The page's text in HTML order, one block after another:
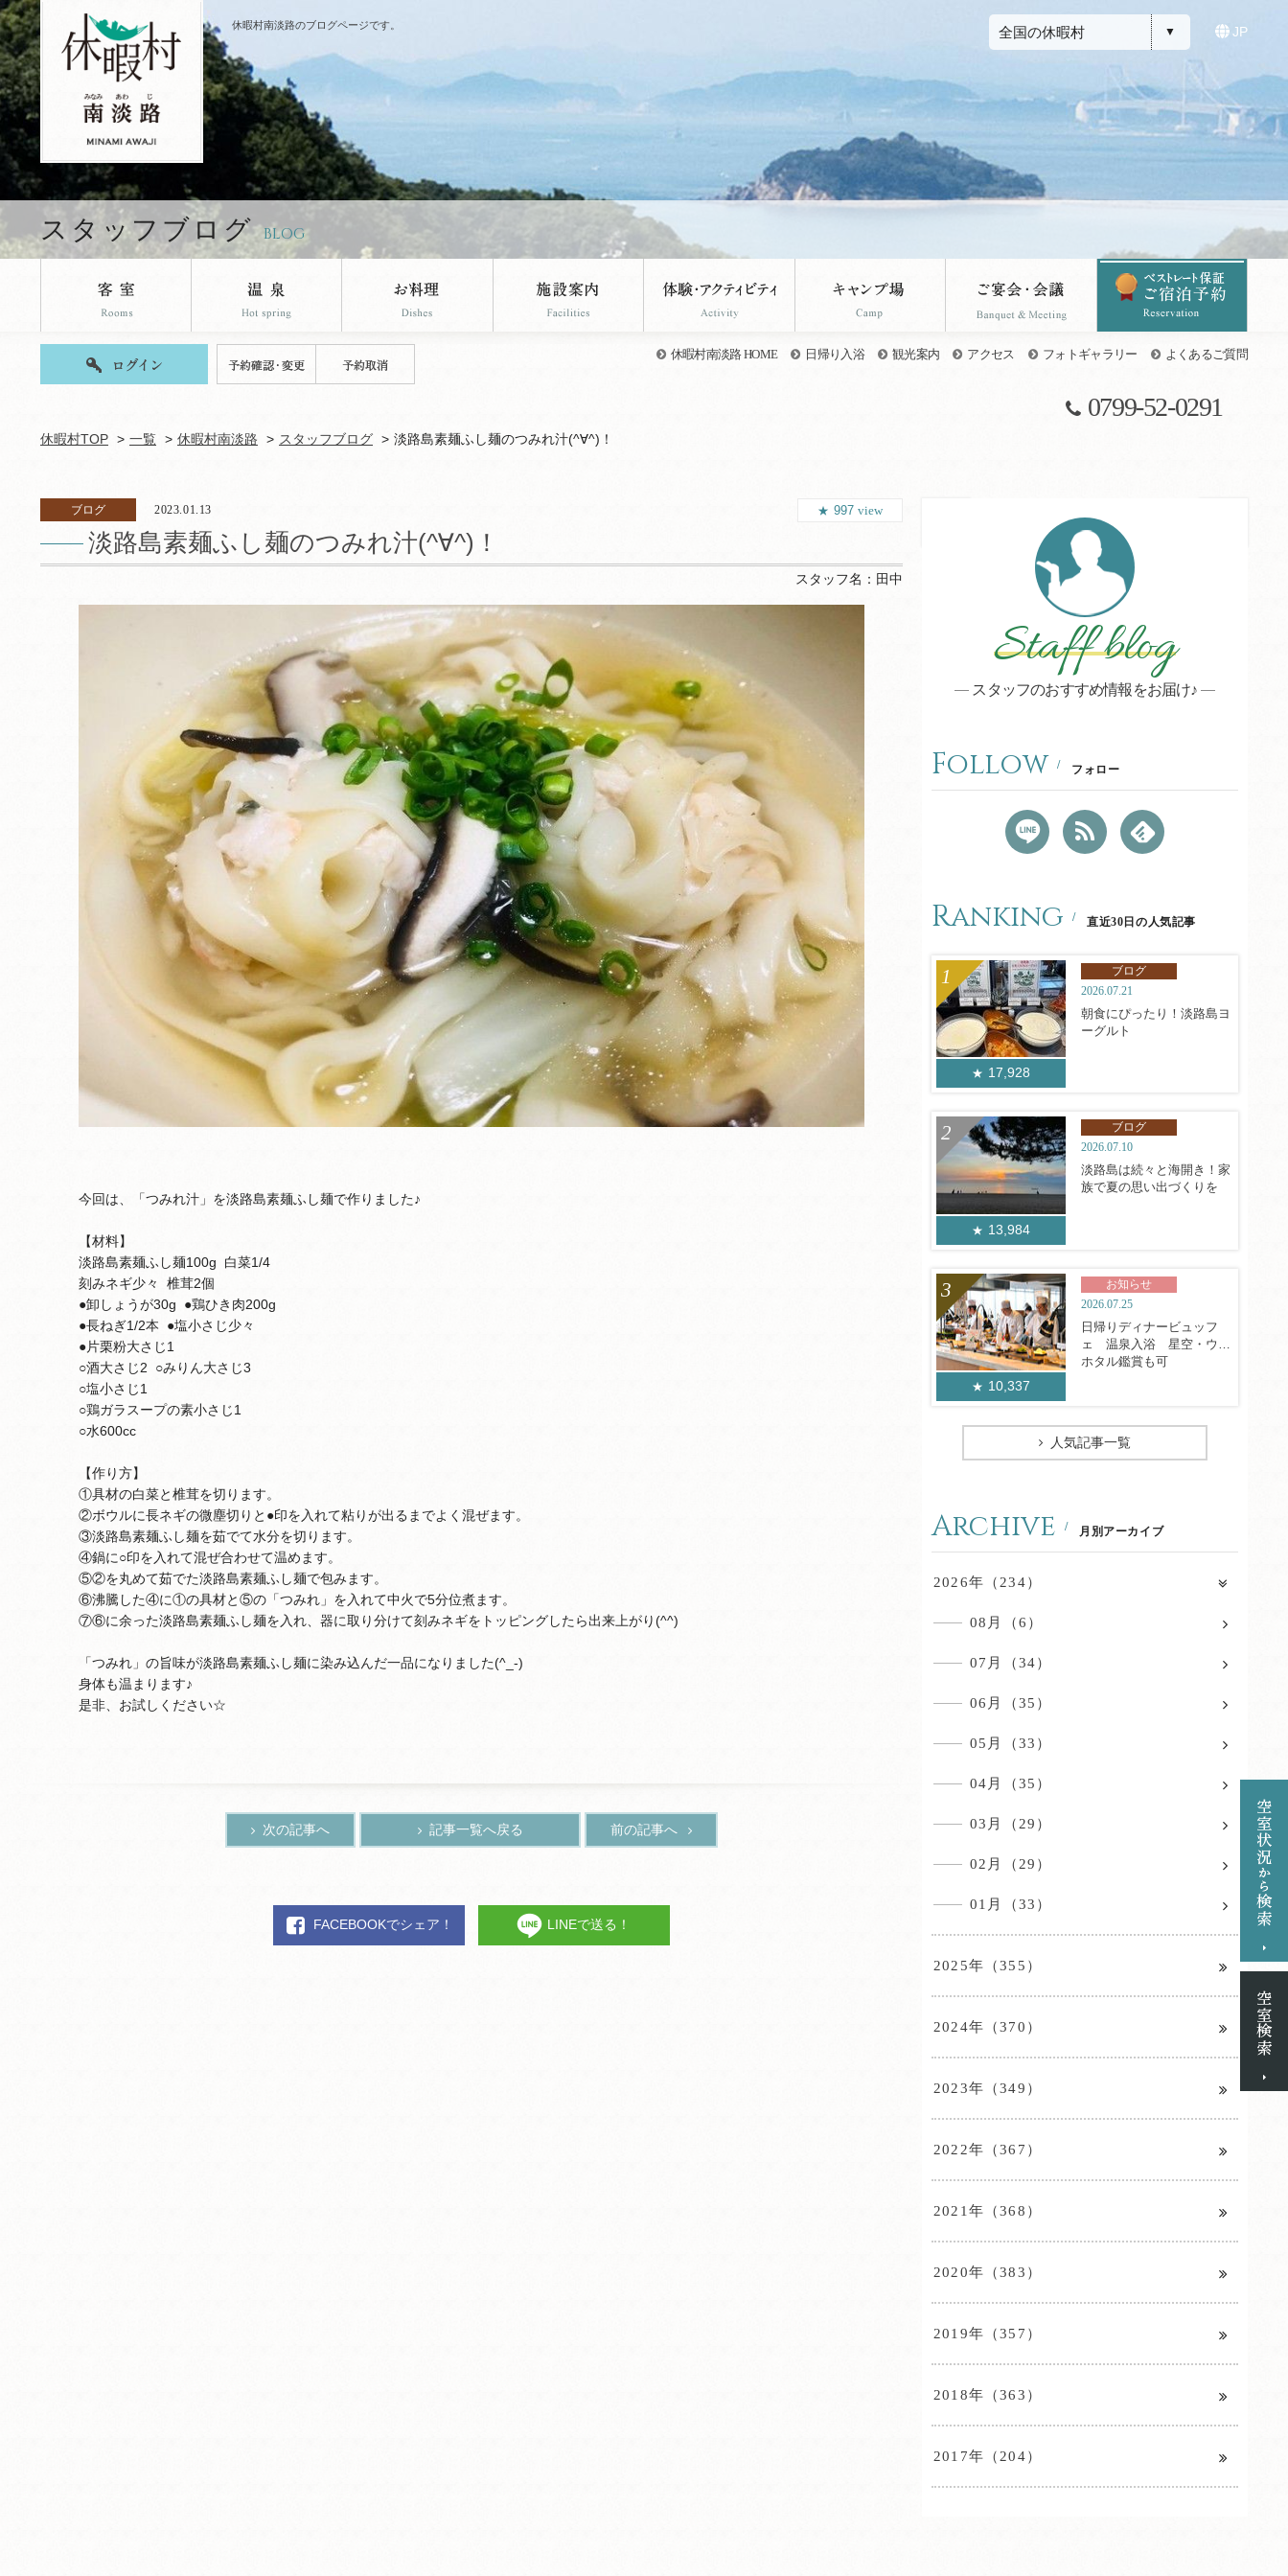
休暇村南淡路のブログページです。 全国の休暇村 JP
スタッフブログ BLOG
休暇村南淡路 HOME 日帰り入浴 観光案内 アクセス フォトギャラリー よくあるご質問
0799-52-0291
休暇村TOP 一覧 休暇村南淡路 スタッフブログ 淡路島素麺ふし麺のつみれ汁(^∀^)！
ブログ 2023.01.13
淡路島素麺ふし麺のつみれ汁(^∀^)！
997 view
スタッフ名： 田中
今回は、「つみれ汁」を淡路島素麺ふし麺で作りました♪
【材料】
淡路島素麺ふし麺100g 白菜1/4
刻みネギ少々 椎茸2個
●卸しょうが30g ●鶏ひき肉200g
●長ねぎ1/2本 ●塩小さじ少々
●片栗粉大さじ1
○酒大さじ2 ○みりん大さじ3
○塩小さじ1
○鶏ガラスープの素小さじ1
○水600cc
【作り方】
①具材の白菜と椎茸を切ります。
②ボウルに長ネギの微塵切りと●印を入れて粘りが出るまでよく混ぜます。
③淡路島素麺ふし麺を茹でて水分を切ります。
④鍋に○印を入れて混ぜ合わせて温めます。
⑤②を丸めて茹でた淡路島素麺ふし麺で包みます。
⑥沸騰した④に①の具材と⑤の「つみれ」を入れて中火で5分位煮ます。
⑦⑥に余った淡路島素麺ふし麺を入れ、器に取り分けて刻みネギをトッピングしたら出来上がり(^^)
「つみれ」の旨味が淡路島素麺ふし麺に染み込んだ一品になりました(^_-)
身体も温まります♪
是非、お試しください☆
次の記事へ 記事一覧へ戻る 前の記事へ
FACEBOOKでシェア！ LINEで送る！
Staff blog
スタッフのおすすめ情報をお届け♪
Follow フォロー
Ranking 直近30日の人気記事
17,928
ブログ
2026.07.21
朝食にぴったり！淡路島ヨ
ーグルト
13,984
ブログ
2026.07.10
淡路島は続々と海開き！家
族で夏の思い出づくりを
10,337
お知らせ
2026.07.25
日帰りディナービュッフ
ェ 温泉入浴 星空・ウミ
ホタル鑑賞も可
人気記事一覧
Archive 月別アーカイブ
2026年（234）
08月（6）
07月（34）
06月（35）
05月（33）
04月（35）
03月（29）
02月（29）
01月（33）
2025年（355）
2024年（370）
2023年（349）
2022年（367）
2021年（368）
2020年（383）
2019年（357）
2018年（363）
2017年（204）